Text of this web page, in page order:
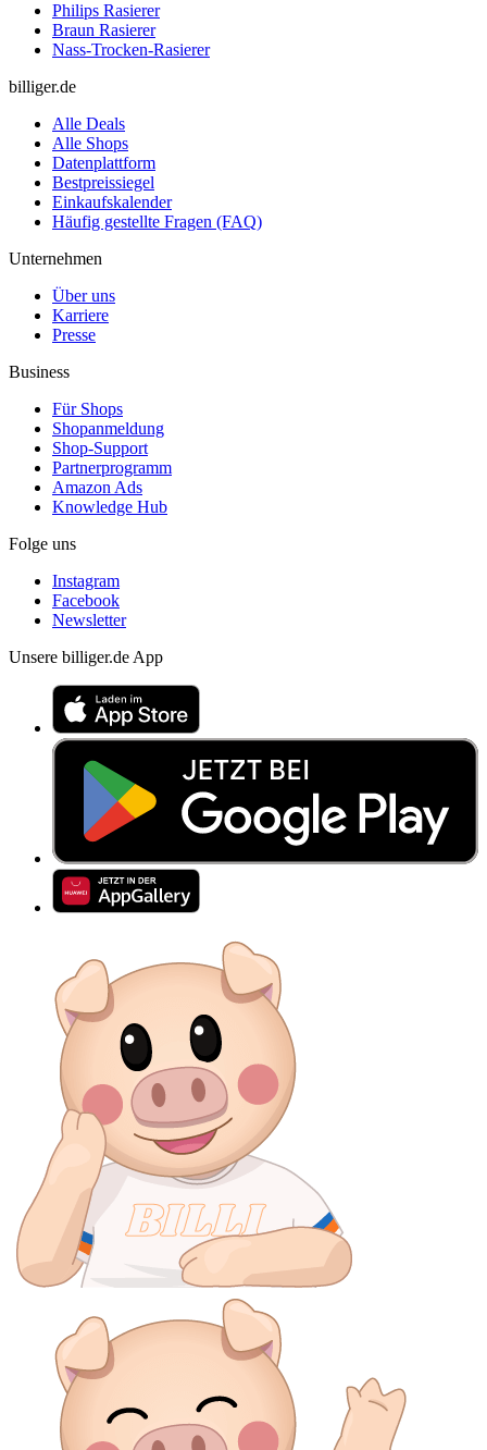
Philips Rasierer
Braun Rasierer
Nass-Trocken-Rasierer
billiger.de
Alle Deals
Alle Shops
Datenplattform
Bestpreissiegel
Einkaufskalender
Häufig gestellte Fragen (FAQ)
Unternehmen
Über uns
Karriere
Presse
Business
Für Shops
Shopanmeldung
Shop-Support
Partnerprogramm
Amazon Ads
Knowledge Hub
Folge uns
Instagram
Facebook
Newsletter
Unsere billiger.de App